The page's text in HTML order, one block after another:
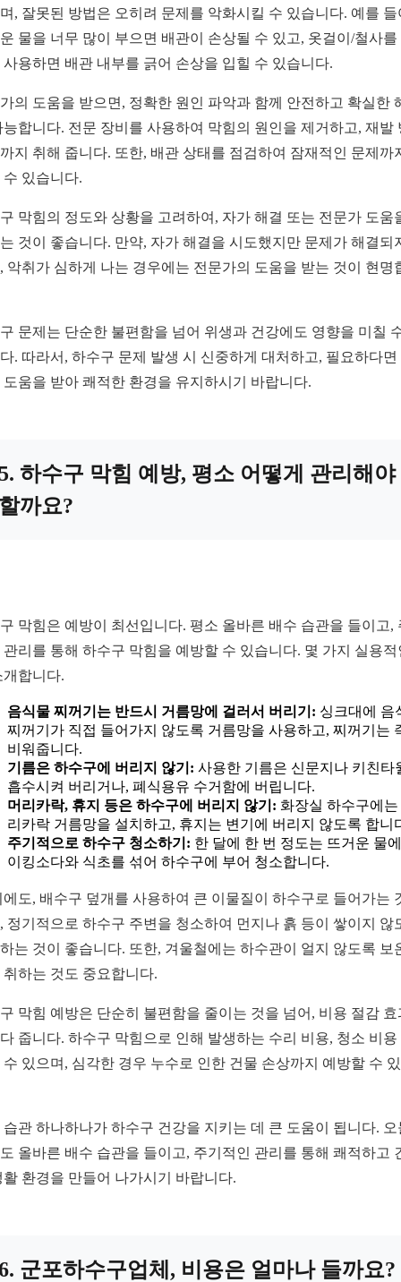
, 잘못된 방법은 오히려 문제를 악화시킬 수 있습니다. 예를 들
물을 너무 많이 부으면 배관이 손상될 수 있고, 옷걸이/철사를
사용하면 배관 내부를 긁어 손상을 입힐 수 있습니다.
의 도움을 받으면, 정확한 원인 파악과 함께 안전하고 확실한
능합니다. 전문 장비를 사용하여 막힘의 원인을 제거하고, 재발
지 취해 줍니다. 또한, 배관 상태를 점검하여 잠재적인 문제까
수 있습니다.
막힘의 정도와 상황을 고려하여, 자가 해결 또는 전문가 도움
것이 좋습니다. 만약, 자가 해결을 시도했지만 문제가 해결되
악취가 심하게 나는 경우에는 전문가의 도움을 받는 것이 현명
문제는 단순한 불편함을 넘어 위생과 건강에도 영향을 미칠
. 따라서, 하수구 문제 발생 시 신중하게 대처하고, 필요하다면
도움을 받아 쾌적한 환경을 유지하시기 바랍니다.
하수구 막힘 예방, 평소 어떻게 관리해야
까요?
막힘은 예방이 최선입니다. 평소 올바른 배수 습관을 들이고,
관리를 통해 하수구 막힘을 예방할 수 있습니다. 몇 가지 실용적
개합니다.
음식물 찌꺼기는 반드시 거름망에 걸러서 버리기: 싱크대에 음
찌꺼기가 직접 들어가지 않도록 거름망을 사용하고, 찌꺼기는
비워줍니다.
기름은 하수구에 버리지 않기: 사용한 기름은 신문지나 키친타
흡수시켜 버리거나, 폐식용유 수거함에 버립니다.
머리카락, 휴지 등은 하수구에 버리지 않기: 화장실 하수구에는
리카락 거름망을 설치하고, 휴지는 변기에 버리지 않도록 합니
주기적으로 하수구 청소하기: 한 달에 한 번 정도는 뜨거운 물
이킹소다와 식초를 섞어 하수구에 부어 청소합니다.
에도, 배수구 덮개를 사용하여 큰 이물질이 하수구로 들어가는
정기적으로 하수구 주변을 청소하여 먼지나 흙 등이 쌓이지 않
는 것이 좋습니다. 또한, 겨울철에는 하수관이 얼지 않도록 보
취하는 것도 중요합니다.
막힘 예방은 단순히 불편함을 줄이는 것을 넘어, 비용 절감 효
줍니다. 하수구 막힘으로 인해 발생하는 수리 비용, 청소 비용
수 있으며, 심각한 경우 누수로 인한 건물 손상까지 예방할 수
습관 하나하나가 하수구 건강을 지키는 데 큰 도움이 됩니다. 오
올바른 배수 습관을 들이고, 주기적인 관리를 통해 쾌적하고
활 환경을 만들어 나가시기 바랍니다.
군포하수구업체, 비용은 얼마나 들까요?